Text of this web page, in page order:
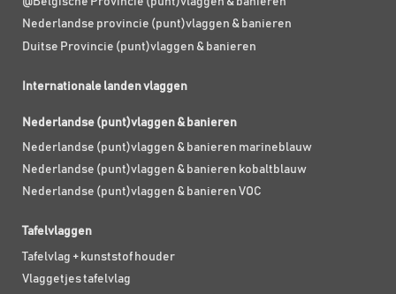
Nederlandse provincie (punt)vlaggen & banieren
Duitse Provincie (punt)vlaggen & banieren
Internationale landen vlaggen
Nederlandse (punt)vlaggen & banieren
Nederlandse (punt)vlaggen & banieren marineblauw
Nederlandse (punt)vlaggen & banieren kobaltblauw
Nederlandse (punt)vlaggen & banieren VOC
Tafelvlaggen
Tafelvlag + kunststof houder
Vlaggetjes tafelvlag